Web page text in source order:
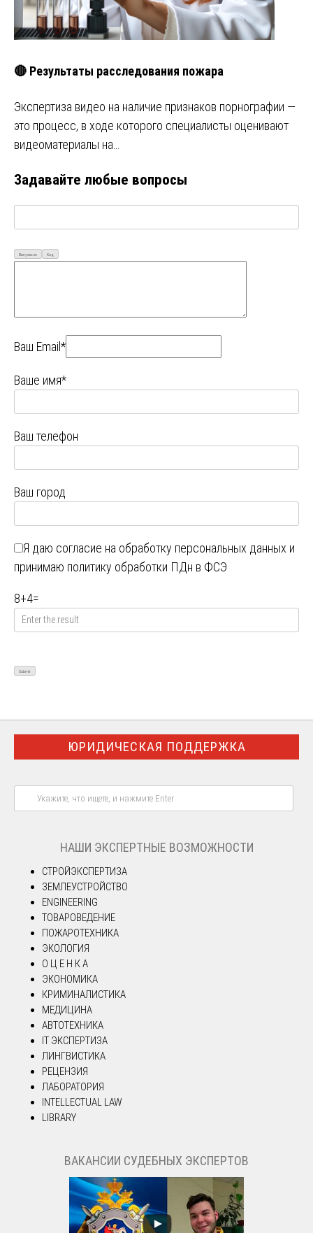
🔴 Результаты расследования пожара
Экспертиза видео на наличие признаков порнографии —
это процесс, в ходе которого специалисты оценивают
видеоматериалы на…
Задавайте любые вопросы
Визуально Код
Ваш Email*
Ваше имя*
Ваш телефон
Ваш город
Я даю согласие на обработку персональных данных и
принимаю политику обработки ПДн в ФСЭ
8+4=
ЮРИДИЧЕСКАЯ ПОДДЕРЖКА
НАШИ ЭКСПЕРТНЫЕ ВОЗМОЖНОСТИ
СТРОЙЭКСПЕРТИЗА
ЗЕМЛЕУСТРОЙСТВО
ENGINEERING
ТОВАРОВЕДЕНИЕ
ПОЖАРОТЕХНИКА
ЭКОЛОГИЯ
О Ц Е Н К А
ЭКОНОМИКА
КРИМИНАЛИСТИКА
МЕДИЦИНА
АВТОТЕХНИКА
IT ЭКСПЕРТИЗА
ЛИНГВИСТИКА
РЕЦЕНЗИЯ
ЛАБОРАТОРИЯ
INTELLECTUAL LAW
LIBRARY
ВАКАНСИИ СУДЕБНЫХ ЭКСПЕРТОВ